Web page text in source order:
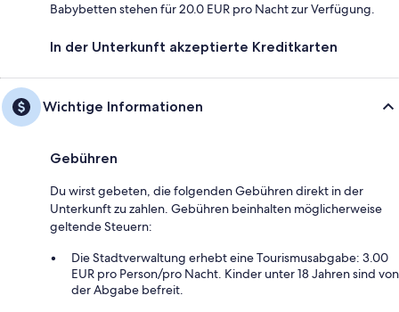
Babybetten stehen für 20.0 EUR pro Nacht zur Verfügung.
In der Unterkunft akzeptierte Kreditkarten
Wichtige Informationen
Gebühren
Du wirst gebeten, die folgenden Gebühren direkt in der
Unterkunft zu zahlen. Gebühren beinhalten möglicherweise
geltende Steuern:
Die Stadtverwaltung erhebt eine Tourismusabgabe: 3.00
EUR pro Person/pro Nacht. Kinder unter 18 Jahren sind von
der Abgabe befreit.